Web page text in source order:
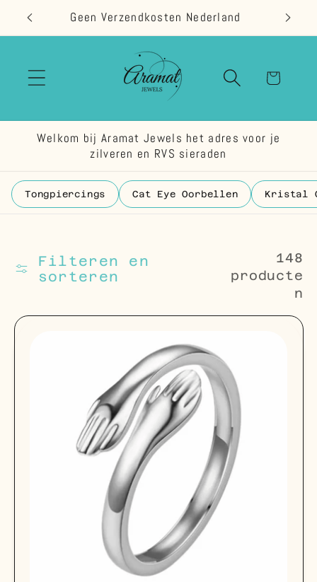
naar de
content
Welkom bij Aramat Jewels het adres voor je
zilveren en RVS sieraden
Tongpiercings Cat Eye Oorbellen Kristal
Filteren en
sorteren
148
producte
n